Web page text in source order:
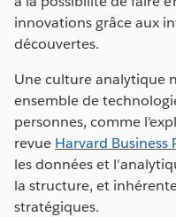
innovations grâce aux
découvertes.
Une culture analytique
ensemble de
personnes, comme
revue Harvard Business
les données et
la structure, et
stratégiques.